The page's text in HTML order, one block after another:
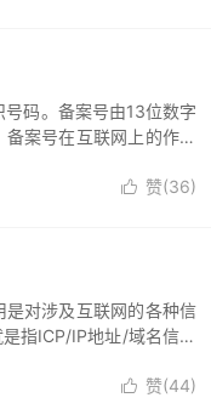
码。备案号由13位数字
案号在互联网上的作用
 赞(36)
对涉及互联网的各种信
指ICP/IP地址/域名信息
 赞(44)